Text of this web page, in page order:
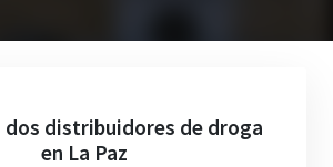
dos distribuidores de droga
en La Paz